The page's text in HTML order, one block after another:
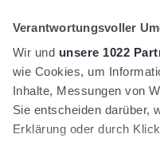
Verantwortungsvoller
Wir und unsere 1022
wie Cookies, um
Inhalte, Messungen von
Sie entscheiden darüber,
Erklärung oder durch